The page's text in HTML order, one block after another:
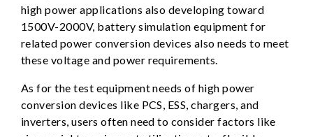
high power applications also developing toward
1500V-2000V, battery simulation equipment for
related power conversion devices also needs to meet
these voltage and power requirements.
As for the test equipment needs of high power
conversion devices like PCS, ESS, chargers, and
inverters, users often need to consider factors like